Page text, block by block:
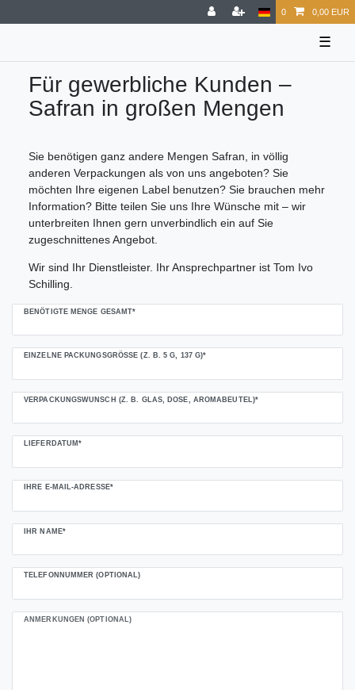
0 0,00 EUR
☰
Für gewerbliche Kunden –
Safran in großen Mengen
Sie benötigen ganz andere Mengen Safran, in völlig
anderen Verpackungen als von uns angeboten? Sie
möchten Ihre eigenen Label benutzen? Sie brauchen mehr
Information? Bitte teilen Sie uns Ihre Wünsche mit – wir
unterbreiten Ihnen gern unverbindlich ein auf Sie
zugeschnittenes Angebot.
Wir sind Ihr Dienstleister. Ihr Ansprechpartner ist Tom Ivo
Schilling.
BENÖTIGTE MENGE GESAMT*
EINZELNE PACKUNGSGRÖSSE (Z. B. 5 G, 137 G)*
VERPACKUNGSWUNSCH (Z. B. GLAS, DOSE, AROMABEUTEL)*
LIEFERDATUM*
IHRE E-MAIL-ADRESSE*
IHR NAME*
TELEFONNUMMER (OPTIONAL)
ANMERKUNGEN (OPTIONAL)
Ceres::Template.mailFormHoneypotLabel